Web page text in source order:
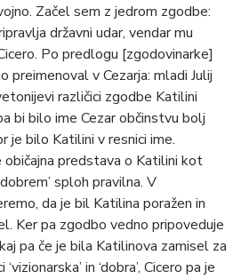
Začel sem z jedrom zgodbe:
državni udar, vendar mu
Po predlogu [zgodovinarke]
preimenoval v Cezarja: mladi Julij
različici zgodbe Katilini
bi bilo ime Cezar občinstvu bolj
je bilo Katilini v resnici ime.
običajna predstava o Katilini kot
sploh pravilna. V
da je bil Katilina poražen in
Ker pa zgodbo vedno pripoveduje
pa če je bila Katilinova zamisel za
in ‘dobra’, Cicero pa je